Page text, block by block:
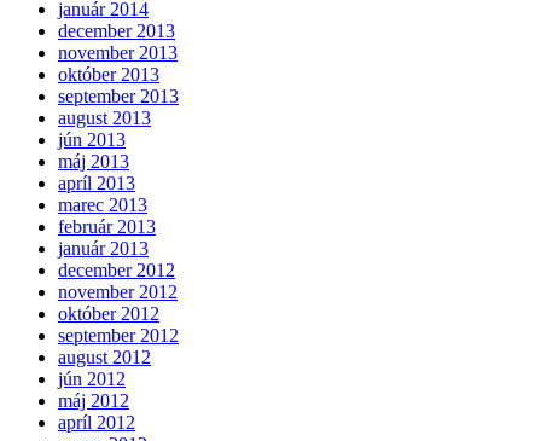
január 2014
december 2013
november 2013
október 2013
september 2013
august 2013
jún 2013
máj 2013
apríl 2013
marec 2013
február 2013
január 2013
december 2012
november 2012
október 2012
september 2012
august 2012
jún 2012
máj 2012
apríl 2012